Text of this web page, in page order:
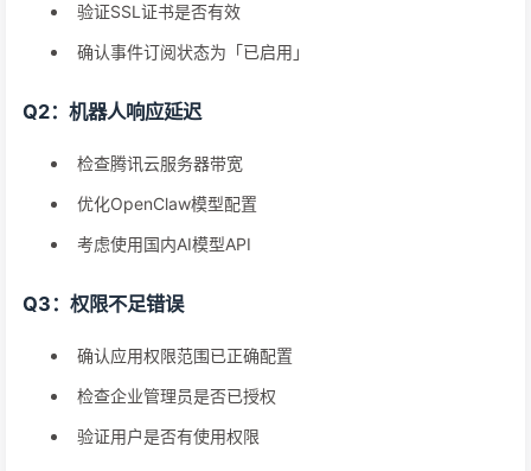
验证SSL证书是否有效
确认事件订阅状态为「已启用」
Q2：机器人响应延迟
检查腾讯云服务器带宽
优化OpenClaw模型配置
考虑使用国内AI模型API
Q3：权限不足错误
确认应用权限范围已正确配置
检查企业管理员是否已授权
验证用户是否有使用权限